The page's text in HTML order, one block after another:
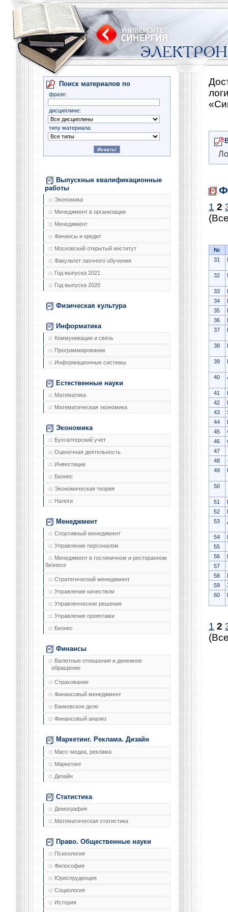
Поиск материалов по
фразе:
дисциплине:
типу материала:
Выпускные квалификационные
работы
Экономика
Менеджмент в организации
Менеджмент
Финансы и кредит
Московский открытый институт
Факультет заочного обучения
Год выпуска 2021
Год выпуска 2020
Физическая культура
Информатика
Коммуникации и связь
Программирование
Информационные системы
Естественные науки
Математика
Математическая экономика
Экономика
Бухгалтерский учет
Оценочная деятельность
Инвестиции
Бизнес
Экономическая теория
Налоги
Менеджмент
Спортивный менеджмент
Управление персоналом
Менеджмент в гостиничном и ресторанном
бизнесе
Стратегический менеджмент
Управление качеством
Управленческие решения
Управление проектами
Бизнес
Финансы
Валютные отношения и денежное
обращение
Страхование
Финансовый менеджмент
Банковское дело
Финансовый анализ
Маркетинг. Реклама. Дизайн
Масс-медиа, реклама
Маркетинг
Дизайн
Статистика
Демография
Математическая статистика
Право. Общественные науки
Психология
Философия
Юриспруденция
Социология
История
1 2
№
31
32
33
34
35
36
37
38
39
40
41
42
43
44
45
46
47
48
49
50
51
52
53
54
55
56
57
58
59
60
1 2